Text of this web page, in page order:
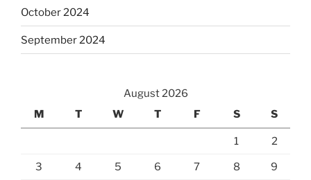
October 2024
September 2024
August 2026
M
T W T F S S
1 2
3 4 5 6 7 8 9